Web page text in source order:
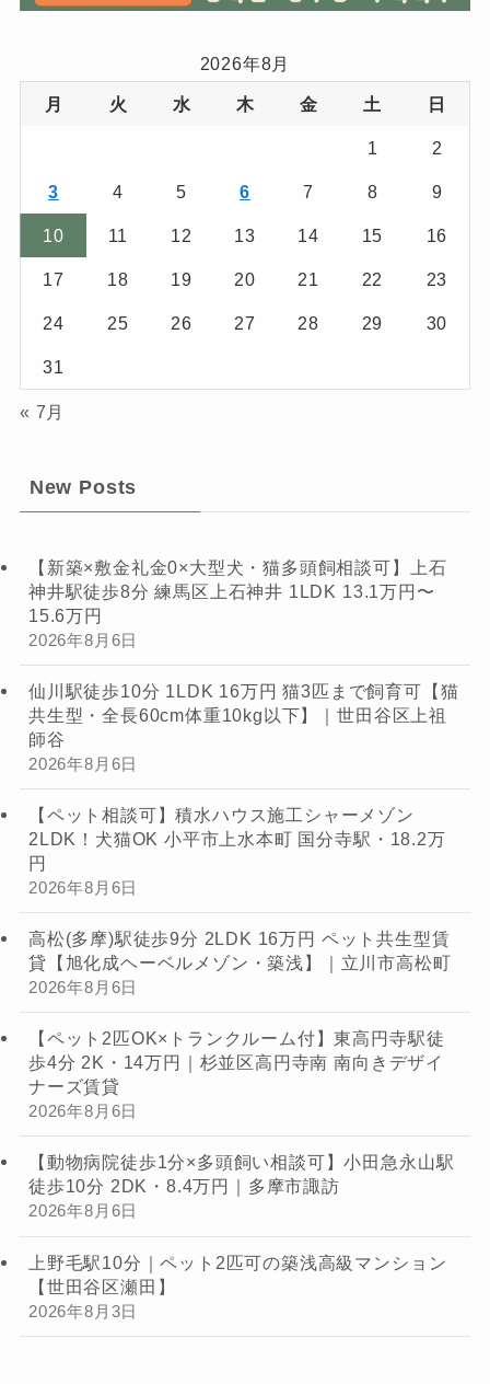
2026年8月
月 火 水 木 金 土 日
1 2
3 4 5 6 7 8 9
10 11 12 13 14 15 16
17 18 19 20 21 22 23
24 25 26 27 28 29 30
31
« 7月
New Posts
【新築×敷金礼金0×大型犬・猫多頭飼相談可】上石
神井駅徒歩8分 練馬区上石神井 1LDK 13.1万円〜
15.6万円
2026年8月6日
仙川駅徒歩10分 1LDK 16万円 猫3匹まで飼育可【猫
共生型・全長60cm体重10kg以下】｜世田谷区上祖
師谷
2026年8月6日
【ペット相談可】積水ハウス施工シャーメゾン
2LDK！犬猫OK 小平市上水本町 国分寺駅・18.2万
円
2026年8月6日
高松(多摩)駅徒歩9分 2LDK 16万円 ペット共生型賃
貸【旭化成ヘーベルメゾン・築浅】｜立川市高松町
2026年8月6日
【ペット2匹OK×トランクルーム付】東高円寺駅徒
歩4分 2K・14万円｜杉並区高円寺南 南向きデザイ
ナーズ賃貸
2026年8月6日
【動物病院徒歩1分×多頭飼い相談可】小田急永山駅
徒歩10分 2DK・8.4万円｜多摩市諏訪
2026年8月6日
上野毛駅10分｜ペット2匹可の築浅高級マンション
【世田谷区瀬田】
2026年8月3日